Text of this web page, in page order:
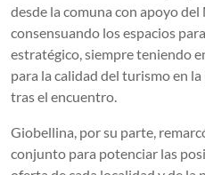
desde la comuna con apoyo
consensuando los espacios
estratégico, siempre teniendo
para la calidad del turismo en
tras el encuentro.
Giobellina, por su parte,
conjunto para potenciar las